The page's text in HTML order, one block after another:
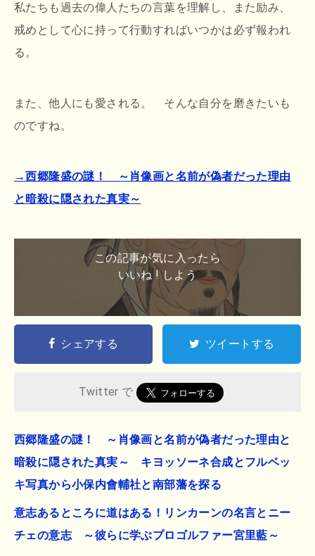
私たちも過去の偉人たちの言葉を理解し、また励み、
戒めとして心に持って行動すればいつかは必ず報われ
る。
また、他人にも愛される。 そんな自分を磨きたいも
のですね。
→西郷隆盛の謎！ ～肖像画と名前が偽者だった理由
と暗殺に隠された真実～
この記事が気に入ったら
いいね ! しよう
シェアする ツイートする
Twitter で
西郷隆盛の謎！ ～肖像画と名前が偽者だった理由と
暗殺に隠された真実～ キヨッソーネ合成とフルベッ
キ写真から小保内會輔社と南部藩を探る
意志あるところに道はある！リンカーンの名言とニー
チェの意志 ～彼らに学ぶプロゴルファー宮里藍～